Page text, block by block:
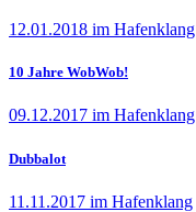
12.01.2018 im Hafenklang
10 Jahre WobWob!
09.12.2017 im Hafenklang
Dubbalot
11.11.2017 im Hafenklang